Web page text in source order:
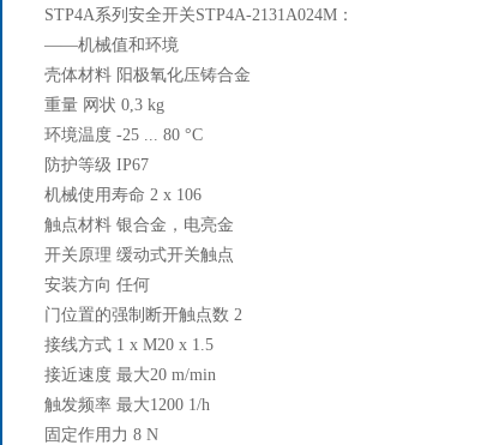
STP4A系列安全开关STP4A-2131A024M：
——机械值和环境
壳体材料 阳极氧化压铸合金
重量 网状 0,3 kg
环境温度 -25 ... 80 °C
防护等级 IP67
机械使用寿命 2 x 106
触点材料 银合金，电亮金
开关原理 缓动式开关触点
安装方向 任何
门位置的强制断开触点数 2
接线方式 1 x M20 x 1.5
接近速度 最大20 m/min
触发频率 最大1200 1/h
固定作用力 8 N